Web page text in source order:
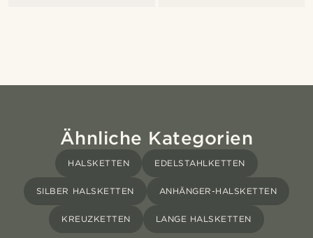
Ähnliche Kategorien
HALSKETTEN EDELSTAHLKETTEN
SILBER HALSKETTEN ANHÄNGER-HALSKETTEN
KREUZKETTEN LANGE HALSKETTEN